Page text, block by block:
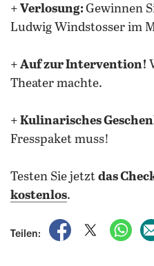
+ Verlosung:Gewinnen
Ludwig Windstosser im
+ Auf zur Intervention!
Theater machte.
+ Kulinarisches
Fresspaket muss!
Testen Sie jetzt das
kostenlos.
Teilen:
auf Facebook
auf X